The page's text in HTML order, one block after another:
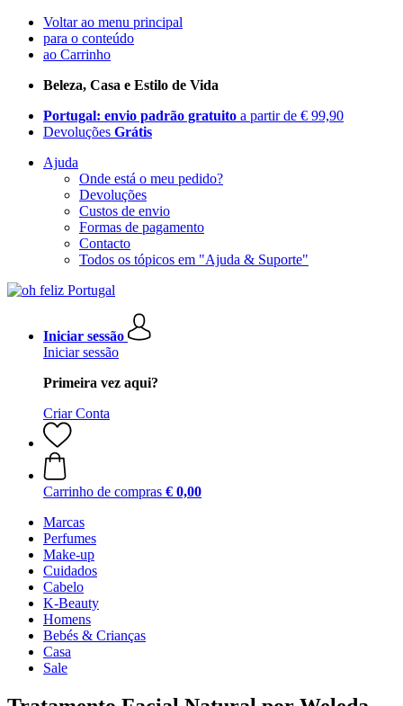
Voltar ao menu principal
para o conteúdo
ao Carrinho
Beleza, Casa e Estilo de Vida
Portugal: envio padrão gratuito a partir de € 99,90
Devoluções Grátis
Ajuda
Onde está o meu pedido?
Devoluções
Custos de envio
Formas de pagamento
Contacto
Todos os tópicos em "Ajuda & Suporte"
Iniciar sessão
Iniciar sessão
Primeira vez aqui?
Criar Conta
Carrinho de compras € 0,00
Marcas
Perfumes
Make-up
Cuidados
Cabelo
K-Beauty
Homens
Bebés & Crianças
Casa
Sale